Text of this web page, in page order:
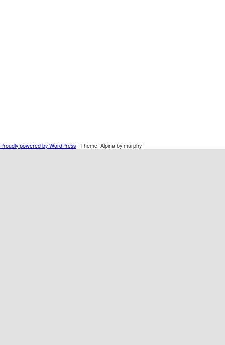
Proudly powered by WordPress | Theme: Alpina by murphy.